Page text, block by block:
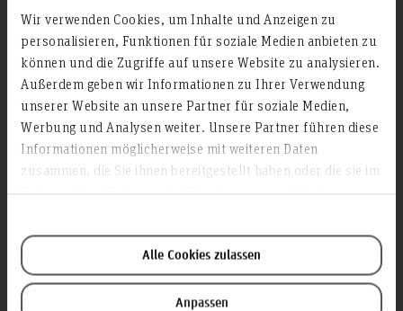
Wir verwenden Cookies, um Inhalte und Anzeigen zu
personalisieren, Funktionen für soziale Medien anbieten zu
können und die Zugriffe auf unsere Website zu analysieren.
Außerdem geben wir Informationen zu Ihrer Verwendung
unserer Website an unsere Partner für soziale Medien,
Werbung und Analysen weiter. Unsere Partner führen diese
Informationen möglicherweise mit weiteren Daten
zusammen, die Sie ihnen bereitgestellt haben oder die sie im
Alle Cookies zulassen
Anpassen
Infos zur Hochschule
Kontakt und Anreise
Presse
Personensuche
Service & Organisation
Akademische Angelegenheiten
Antidiskriminierungsstelle